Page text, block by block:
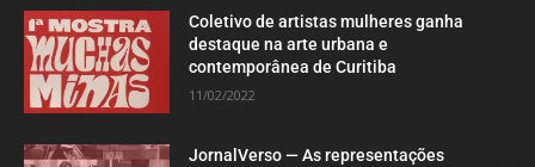
Coletivo de artistas mulheres ganha
destaque na arte urbana e
contemporânea de Curitiba
11/02/2022
JornalVerso — As representações